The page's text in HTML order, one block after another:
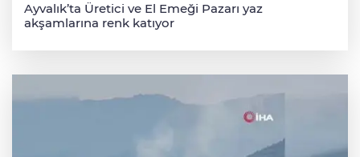
Ayvalık’ta Üretici ve El Emeği Pazarı yaz
akşamlarına renk katıyor